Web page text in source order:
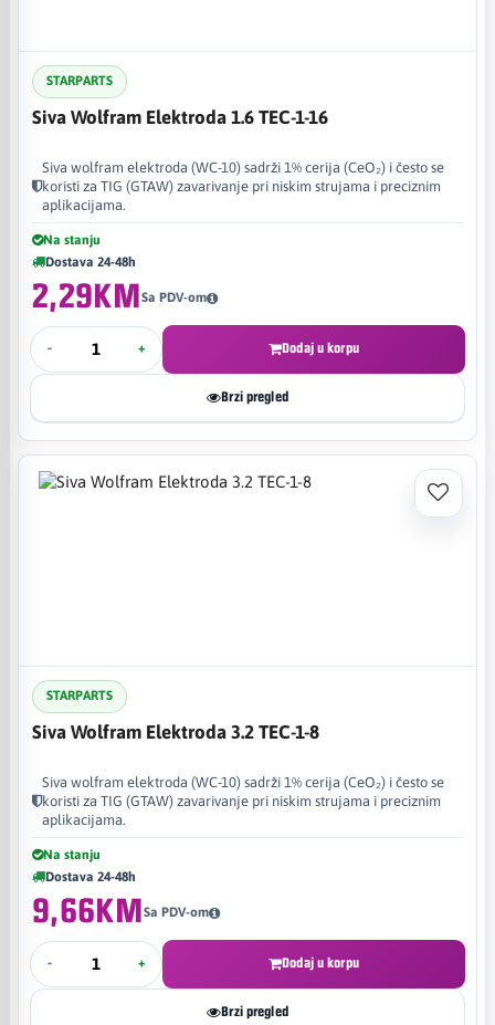
STARPARTS
Siva Wolfram Elektroda 1.6 TEC-1-16
Siva wolfram elektroda (WC-10) sadrži 1% cerija (CeO₂) i često se
koristi za TIG (GTAW) zavarivanje pri niskim strujama i preciznim
aplikacijama.
Na stanju
Dostava 24-48h
2,29KMSa PDV-om
- + Dodaj u korpu
Brzi pregled
STARPARTS
Siva Wolfram Elektroda 3.2 TEC-1-8
Siva wolfram elektroda (WC-10) sadrži 1% cerija (CeO₂) i često se
koristi za TIG (GTAW) zavarivanje pri niskim strujama i preciznim
aplikacijama.
Na stanju
Dostava 24-48h
9,66KMSa PDV-om
- + Dodaj u korpu
Brzi pregled